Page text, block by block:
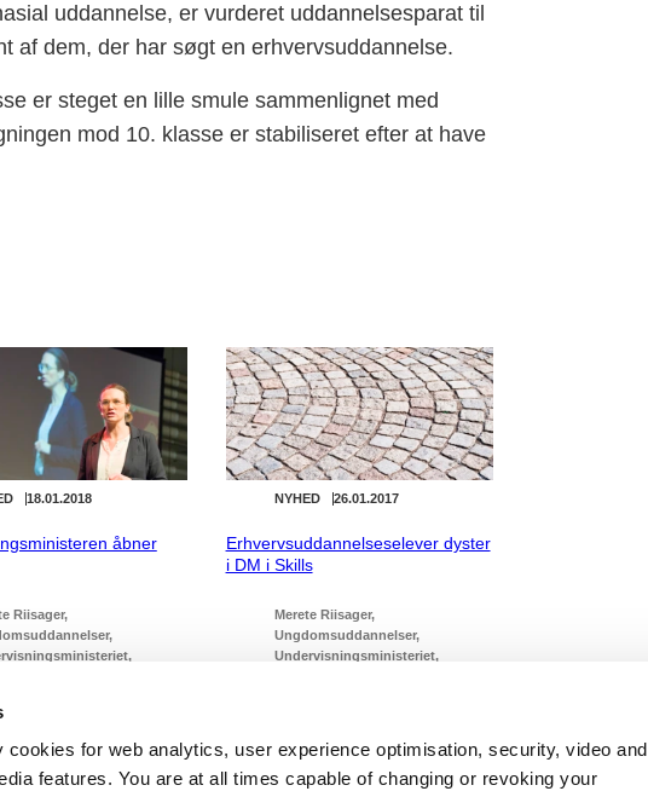
cookies for web analytics, user experience optimisation, security, video and
features. You are at all times capable of changing or revoking your
uddannelse, er vurderet uddannelsesparat til
af dem, der har søgt en erhvervsuddannelse.
er steget en lille smule sammenlignet med
mod 10. klasse er stabiliseret efter at have
18.01.2018
åbner
Riisager
26.01.2017
NYHED
Erhvervsuddannelseselever dyster
i DM i Skills
Merete Riisager
Ungdomsuddannelser
Undervisningsministeriet